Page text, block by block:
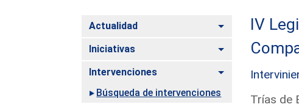
Actualidad Alternar
Iniciativas Alternar
Intervenciones
Alternar
Búsqueda de intervenciones
IV
Trías de